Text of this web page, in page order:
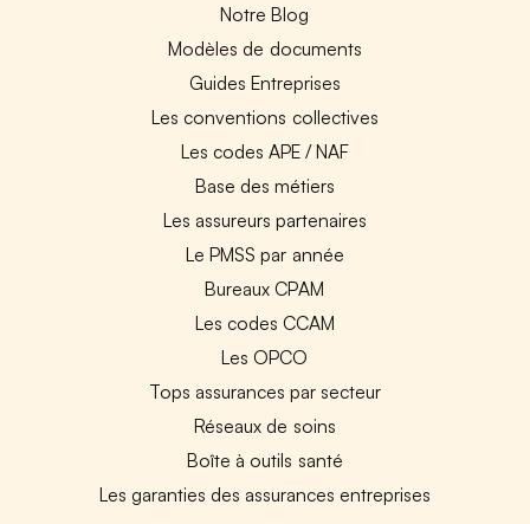
Notre Blog
Modèles de documents
Guides Entreprises
Les conventions collectives
Les codes APE / NAF
Base des métiers
Les assureurs partenaires
Le PMSS par année
Bureaux CPAM
Les codes CCAM
Les OPCO
Tops assurances par secteur
Réseaux de soins
Boîte à outils santé
Les garanties des assurances entreprises